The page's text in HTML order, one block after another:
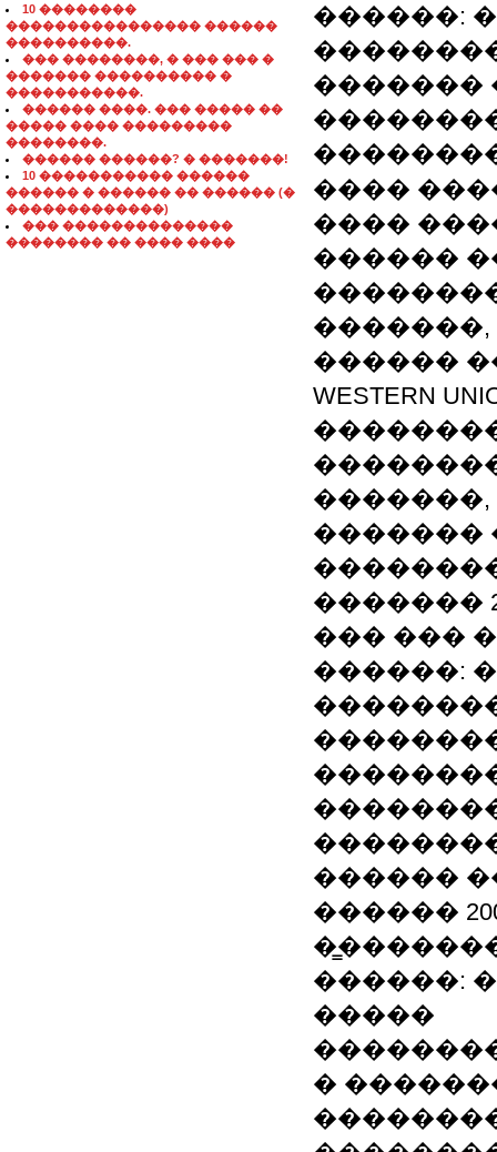
10 ��������
���������������� ������
����������.
��� ��������, � ��� ��� �
������� ���������� �
�����������.
������ ����. ��� ����� ��
����� ���� ���������
��������.
������ ������? � �������!
10 ����������� ������
������ � ������ �� ������ (�
�������������)
��� ��������������
�������� �� ���� ����
������:
�������
����
����
������
������
WESTERN
�������
�������
��� ���
������:
��������
������
������
������:
�����
�